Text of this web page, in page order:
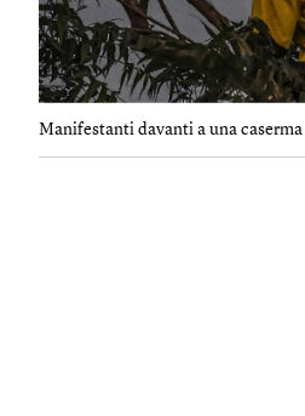
Manifestanti davanti a una